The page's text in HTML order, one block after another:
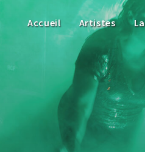
Accueil Artistes